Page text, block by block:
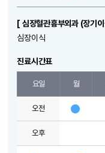
[ 심장혈관흉부외과 (장기
심장이식
진료시간표
요일 월
오전
오후